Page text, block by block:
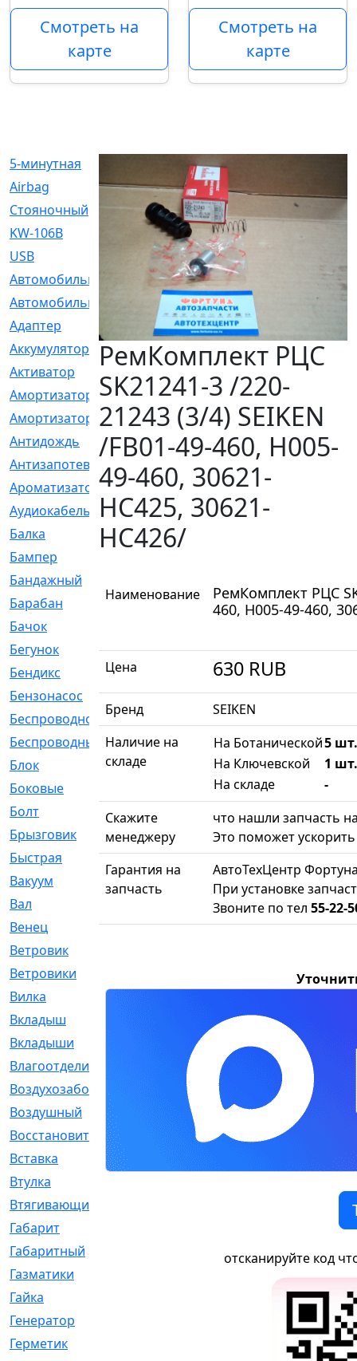
Смотреть на
карте
Смотреть на
карте
5-минутная
Airbag
[18]
Cтояночный
[1]
KW-106B
[0]
USB
[6]
Автомобильное
[6]
Автомобильный
[6]
Адаптер
[3]
Аккумулятор
[2]
Активатор
[1]
Амортизатор
[608]
Амортизаторы
[21]
Антидождь
[1]
Антизапотеватель
[1]
Ароматизатор
[35]
Аудиокабель
[2]
Балка
[58]
Бампер
Бандажный
Барабан
[5]
Бачок
Бегунок
[21]
Бендикс
Бензонасос
[17]
Беспроводное
Беспроводные
[1]
Блок
[81]
Боковые
Болт
[247]
Брызговик
[77]
Быстрая
[2]
Вакуум
Вал
Венец
[16]
Ветровик
Ветровики
Вилка
Вкладыш
Вкладыши
Влагоотделитель
Воздухозаборник
Воздушный
Восстановительный
Вставка
Втулка
Втягивающий
Габарит
Габаритный
Газматики
Гайка
Генератор
Герметик
РемКомплект РЦС
SK21241-3 /220-
21243 (3/4) SEIKEN
/FB01-49-460, H005-
49-460, 30621-
HC425, 30621-
HC426/
Наименование
РемКомплект РЦС
460, H005-49-460,
Цена 630 RUB
Бренд
SEIKEN
Наличие на
складе
На Ботанической5
На Ключевской
1
На складе
-
Скажите
менеджеру
что нашли запчасть
Это поможет ускорить
Гарантия на
запчасть
АвтоТехЦентр
При установке
Звоните по тел 55-22-
отсканируйте код